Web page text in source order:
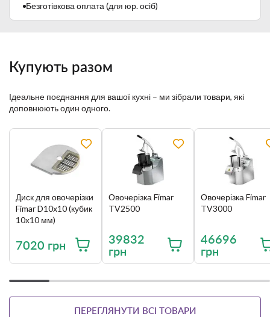
Безготівкова оплата (для юр. осіб)
Купують разом
Ідеальне поєднання для вашої кухні – ми зібрали товари, які
доповнюють один одного.
Диск для овочерізки
Fimar D10x10 (кубик
10х10 мм)
7020 грн
Овочерізка Fimar
TV2500
39832
грн
Овочерізка Fimar
TV3000
46696
грн
ПЕРЕГЛЯНУТИ ВСІ ТОВАРИ